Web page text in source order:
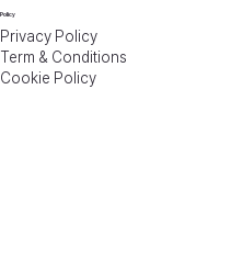
Policy
Privacy Policy
Term & Conditions
Cookie Policy